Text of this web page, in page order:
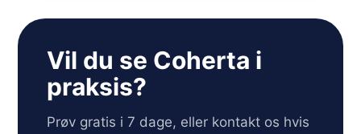
Vil du se Coherta i
praksis?
Prøv gratis i 7 dage, eller kontakt os hvis